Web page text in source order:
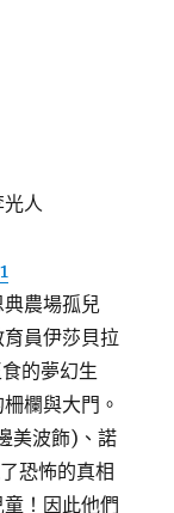
人
農場孤兒
員伊莎貝拉
的夢幻生
欄與大門。
美波飾)、諾
恐怖的真相
！因此他們